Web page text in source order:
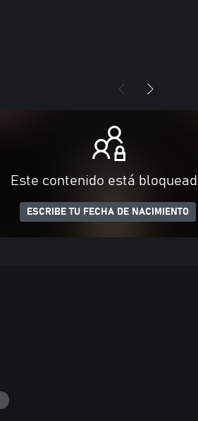
Este contenido está
ESCRIBE TU FECHA DE NACIMIENTO